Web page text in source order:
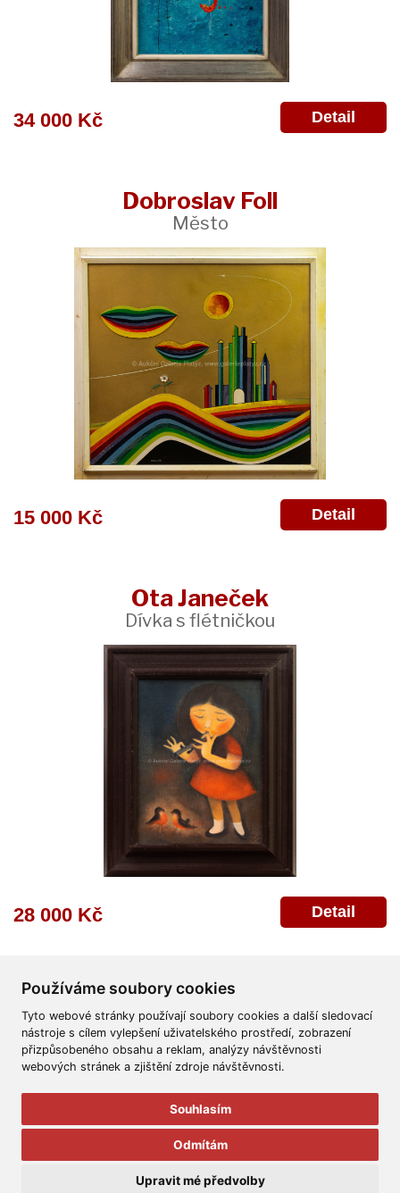
Používáme soubory cookies
Tyto webové stránky používají soubory cookies a další sledovací
nástroje s cílem vylepšení uživatelského prostředí, zobrazení
přizpůsobeného obsahu a reklam, analýzy návštěvnosti
webových stránek a zjištění zdroje návštěvnosti.
Souhlasím
Odmítám
Upravit mé předvolby
34 000 Kč Detail
Dobroslav Foll
Město
15 000 Kč Detail
Ota Janeček
Dívka s flétničkou
28 000 Kč Detail
Všeobecné obchodní podmínky Reklamační řád
Ochrana osobních údajů
Všechna práva vyhrazena.